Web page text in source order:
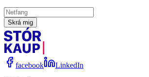
Skrá mig
facebook
LinkedIn